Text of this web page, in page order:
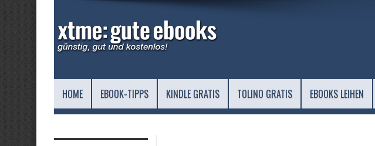
HOME EBOOK-TIPPS KINDLE GRATIS TOLINO GRATIS EBOOKS LEIHEN